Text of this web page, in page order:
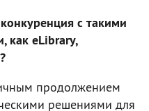
с такими
как eLibrary,
продолжением
решениями для